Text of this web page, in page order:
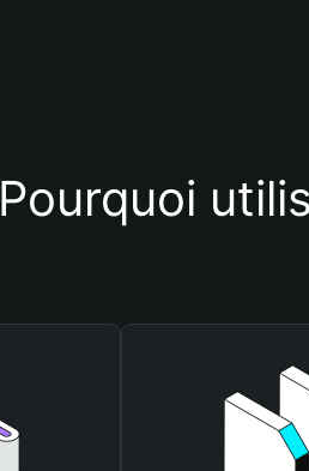
Pourquoi